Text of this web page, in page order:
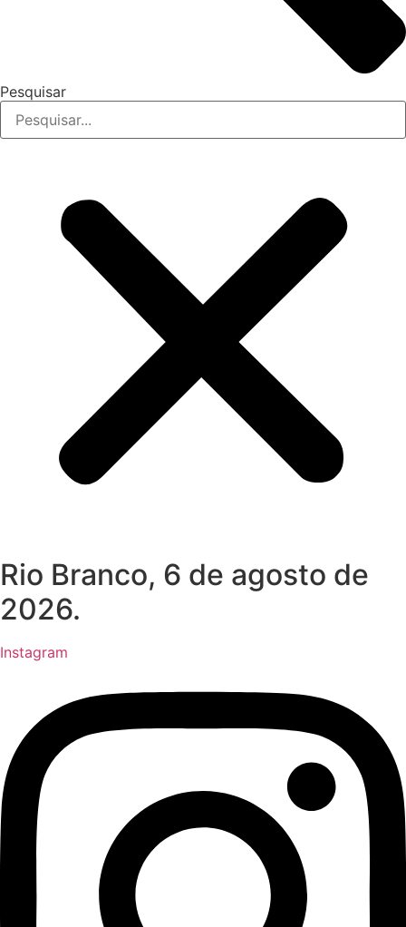
Pesquisar
Rio Branco, 6 de agosto de
2026.
Instagram